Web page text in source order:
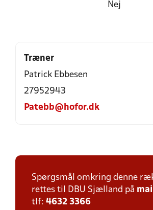
Nej
Træner
Patrick Ebbesen
27952943
Patebb@hofor.dk
Spørgsmål omkring denne
rettes til DBU Sjælland på mail
tlf: 4632 3366